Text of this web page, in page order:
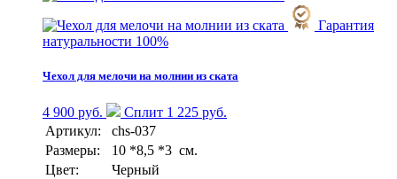
Гарантия
натуральности 100%
Чехол для мелочи на молнии из ската
4 900 руб.
Сплит 1 225 руб.
Артикул:
chs-037
Размеры:
10 *8,5 *3 см.
Цвет:
Черный